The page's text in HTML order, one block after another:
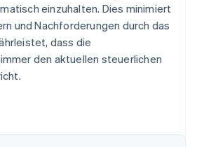
einzuhalten. Dies minimiert
und Nachforderungen durch das
dass die
den aktuellen steuerlichen